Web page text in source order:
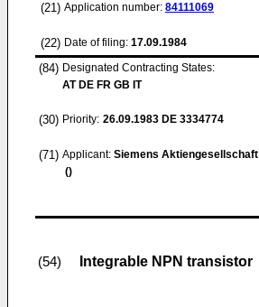
(21) Application number: 84111069
(22) Date of filing: 17.09.1984
(84) Designated Contracting States:
AT DE FR GB IT
(30) Priority: 26.09.1983 DE 3334774
(71) Applicant: Siemens Aktiengesellschaft
()
(54) Integrable NPN transistor